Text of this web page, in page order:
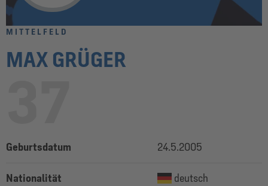
MITTELFELD
MAX GRÜGER
Geburtsdatum 24.5.2005
Nationalität deutsch